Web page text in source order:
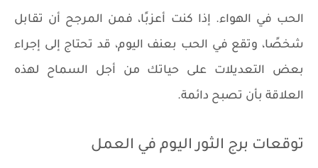
الحب في الهواء. إذا كنت أعزبًا، فمن المرجح أن تقابل
شخصًا، وتقع في الحب بعنف اليوم، قد تحتاج إلى إجراء
بعض التعديلات على حياتك من أجل السماح لهذه
العلاقة بأن تصبح دائمة.
توقعات برج الثور اليوم في العمل